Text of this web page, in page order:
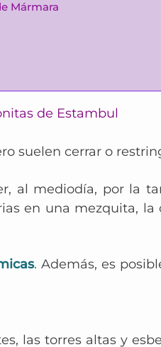
Mármara
de Estambul
suelen cerrar o
al mediodía, por la
en una mezquita,
. Además, es
, las torres altas y